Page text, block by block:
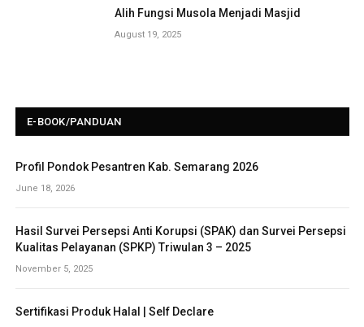
Alih Fungsi Musola Menjadi Masjid
August 19, 2025
E-BOOK/PANDUAN
Profil Pondok Pesantren Kab. Semarang 2026
June 18, 2026
Hasil Survei Persepsi Anti Korupsi (SPAK) dan Survei Persepsi
Kualitas Pelayanan (SPKP) Triwulan 3 – 2025
November 5, 2025
Sertifikasi Produk Halal | Self Declare